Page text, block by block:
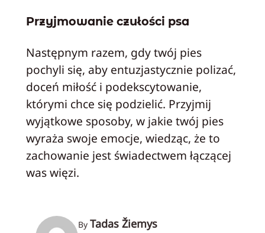
Przyjmowanie czułości psa
Następnym razem, gdy twój pies
pochyli się, aby entuzjastycznie polizać,
doceń miłość i podekscytowanie,
którymi chce się podzielić. Przyjmij
wyjątkowe sposoby, w jakie twój pies
wyraża swoje emocje, wiedząc, że to
zachowanie jest świadectwem łączącej
was więzi.
By Tadas Žiemys